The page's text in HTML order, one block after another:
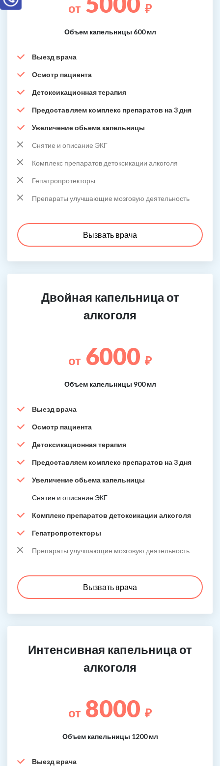
от ₽
Объем капельницы 600 мл
Выезд врача
Осмотр пациента
Детоксикационная терапия
Предоставляем комплекс препаратов на 3 дня
Увеличение обьема капельницы
Снятие и описание ЭКГ
Комплекс препаратов детоксикации алкоголя
Гепатропротекторы
Препараты улучшающие мозговую деятельность
Вызвать врача
Двойная капельница от
алкоголя
от 6000 ₽
Объем капельницы 900 мл
Выезд врача
Осмотр пациента
Детоксикационная терапия
Предоставляем комплекс препаратов на 3 дня
Увеличение обьема капельницы
Снятие и описание ЭКГ
Комплекс препаратов детоксикации алкоголя
Гепатропротекторы
Препараты улучшающие мозговую деятельность
Вызвать врача
Интенсивная капельница от
алкоголя
от 8000 ₽
Объем капельницы 1200 мл
Выезд врача